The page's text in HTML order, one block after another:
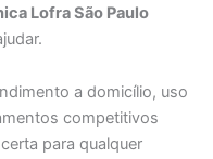
Lofra São Paulo
a domicílio, uso
competitivos
para qualquer